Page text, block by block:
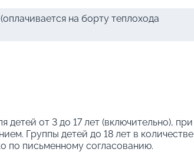
на борту теплохода
детей от 3 до 17 лет (включительно), при
Группы детей до 18 лет в количестве
по письменному согласованию.